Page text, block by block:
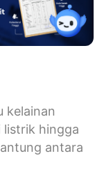
kelainan
listrik hingga
antara